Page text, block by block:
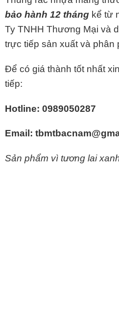
bảo hành 12 thángkể từ
Ty TNHH Thương Mại và
trực tiếp sản xuất và phân
Để có giá thành tốt nhất
tiếp:
Hotline: 0989050287
Email:
Sản phẩm vì tương lai